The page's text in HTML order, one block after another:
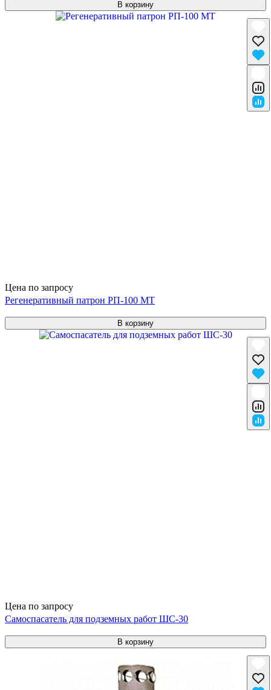
В корзину
Цена по запросу
Регенеративный патрон РП-100 МТ
В корзину
Цена по запросу
Самоспасатель для подземных работ ШС-30
В корзину